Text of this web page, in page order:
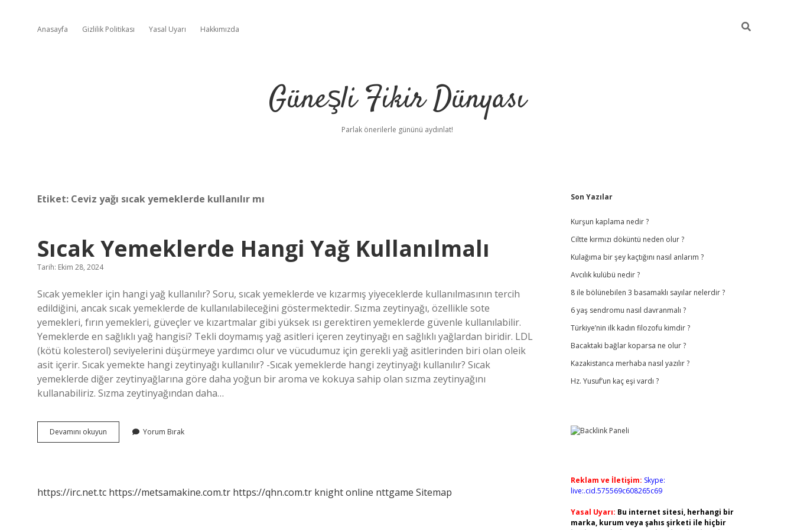
Anasayfa Gizlilik Politikası Yasal Uyarı Hakkımızda
Güneşli Fikir Dünyası
Parlak önerilerle gününü aydınlat!
Etiket: Ceviz yağı sıcak yemeklerde kullanılır mı
Sıcak Yemeklerde Hangi Yağ Kullanılmalı
Tarih: Ekim 28, 2024
Sıcak yemekler için hangi yağ kullanılır? Soru, sıcak yemeklerde ve kızarmış yiyeceklerde kullanılmasının tercih
edildiğini, ancak sıcak yemeklerde de kullanılabileceğini göstermektedir. Sızma zeytinyağı, özellikle sote
yemekleri, fırın yemekleri, güveçler ve kızartmalar gibi yüksek ısı gerektiren yemeklerde güvenle kullanılabilir.
Yemeklerde en sağlıklı yağ hangisi? Tekli doymamış yağ asitleri içeren zeytinyağı en sağlıklı yağlardan biridir. LDL
(kötü kolesterol) seviyelerini düşürmeye yardımcı olur ve vücudumuz için gerekli yağ asitlerinden biri olan oleik
asit içerir. Sıcak yemekte hangi zeytinyağı kullanılır? -Sıcak yemeklerde hangi zeytinyağı kullanılır? Sıcak
yemeklerde diğer zeytinyağlarına göre daha yoğun bir aroma ve kokuya sahip olan sızma zeytinyağını
kullanabiliriz. Sızma zeytinyağından daha…
Devamını okuyun
Yemeklerde
Yorum Bırak
https://irc.net.tc https://metsamakine.com.tr https://qhn.com.tr knight online nttgame Sitemap
Sidebar
Son Yazılar
Kurşun kaplama nedir ?
Ciltte kırmızı döküntü neden olur ?
Kulağıma bir şey kaçtığını nasıl anlarım ?
Avcılık kulübü nedir ?
8 ile bölünebilen 3 basamaklı sayılar nelerdir ?
6 yaş sendromu nasıl davranmalı ?
Türkiye’nin ilk kadın filozofu kimdir ?
Bacaktaki bağlar koparsa ne olur ?
Kazakistanca merhaba nasıl yazılır ?
Hz. Yusuf’un kaç eşi vardı ?
Reklam ve İletişim: Skype:
live:.cid.575569c608265c69
Yasal Uyarı: Bu internet sitesi, herhangi bir
marka, kurum veya şahıs şirketi ile hiçbir
ilbethiltonbet